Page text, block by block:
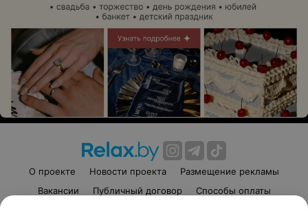
О проекте Новости проекта
Размещение рекламы
Вакансии
Публичный договор
Способы оплаты